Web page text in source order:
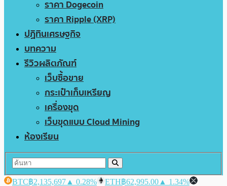
ราคา Dogecoin
ราคา Ripple (XRP)
ปฏิทินเศรษฐกิจ
บทความ
รีวิวผลิตภัณฑ์
เว็บซื้อขาย
กระเป๋าเก็บเหรียญ
เครื่องขุด
เว็บขุดแบบ Cloud Mining
ห้องเรียน
BTC฿2,135,697 ▲ 0.28% ETH฿62,995.00 ▲ 1.34%